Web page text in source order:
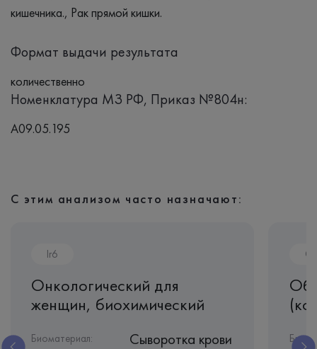
кишечника., Рак прямой кишки.
Формат выдачи результата
количественно
Номенклатура МЗ РФ, Приказ №804н:
A09.05.195
С этим анализом часто назначают:
Ir6
Онкологический для
женщин, биохимический
Биоматериал: Сыворотка крови